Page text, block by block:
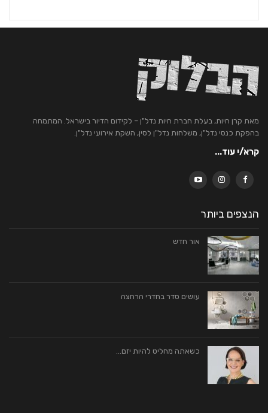
מאת קרן חיות, בעלת חברת חיות נדל"ן – לקידום הדיור בישראל. המתמחה
בהפקת כנסי נדל"ן, משלחות נדל"ן לסין, השקת אירועי נדל"ן.
קרא/י עוד...
הנצפים ביותר
אור חדש
עושים סדר בחדרי הרחצה
כשאתה מחליט להיות יזם…